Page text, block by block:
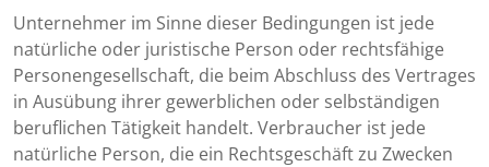
Unternehmer im Sinne dieser Bedingungen ist jede
natürliche oder juristische Person oder rechtsfähige
Personengesellschaft, die beim Abschluss des Vertrages
in Ausübung ihrer gewerblichen oder selbständigen
beruflichen Tätigkeit handelt. Verbraucher ist jede
natürliche Person, die ein Rechtsgeschäft zu Zwecken